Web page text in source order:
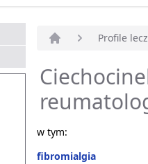
Profile
w tym:
fibromialgia